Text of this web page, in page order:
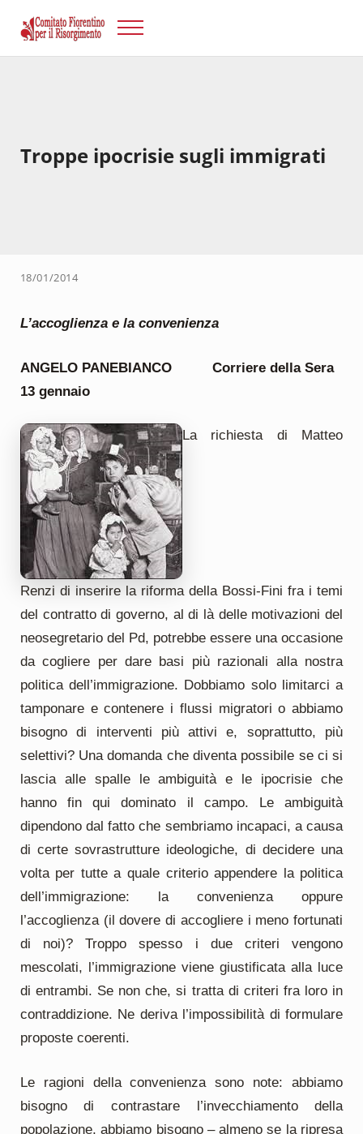
Risorgimento Firenze
Menu
Troppe ipocrisie sugli immigrati
18/01/2014
L’accoglienza e la convenienza
ANGELO PANEBIANCO Corriere della Sera
13 gennaio
La richiesta di Matteo
Renzi di inserire la riforma della Bossi-Fini fra i temi
del contratto di governo, al di là delle motivazioni del
neosegretario del Pd, potrebbe essere una occasione
da cogliere per dare basi più razionali alla nostra
politica dell’immigrazione. Dobbiamo solo limitarci a
tamponare e contenere i flussi migratori o abbiamo
bisogno di interventi più attivi e, soprattutto, più
selettivi? Una domanda che diventa possibile se ci si
lascia alle spalle le ambiguità e le ipocrisie che
hanno fin qui dominato il campo. Le ambiguità
dipendono dal fatto che sembriamo incapaci, a causa
di certe sovrastrutture ideologiche, di decidere una
volta per tutte a quale criterio appendere la politica
dell’immigrazione: la convenienza oppure
l’accoglienza (il dovere di accogliere i meno fortunati
di noi)? Troppo spesso i due criteri vengono
mescolati, l’immigrazione viene giustificata alla luce
di entrambi. Se non che, si tratta di criteri fra loro in
contraddizione. Ne deriva l’impossibilità di formulare
proposte coerenti.
Le ragioni della convenienza sono note: abbiamo
bisogno di contrastare l’invecchiamento della
popolazione, abbiamo bisogno – almeno se la ripresa